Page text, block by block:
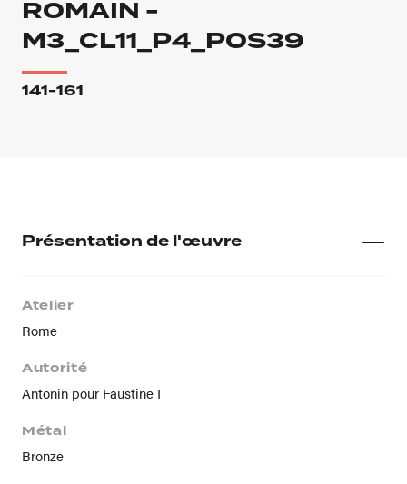
ROMAIN -
M3_CL11_P4_POS39
141-161
Présentation de l'œuvre
Atelier
Rome
Autorité
Antonin pour Faustine I
Métal
Bronze